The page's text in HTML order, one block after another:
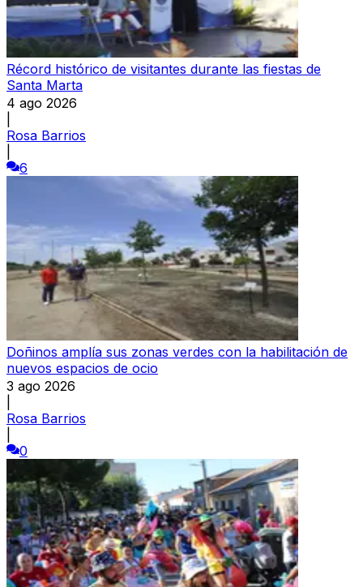
Récord histórico de visitantes durante las fiestas de
Santa Marta
4 ago 2026
Rosa Barrios
6
Doñinos amplía sus zonas verdes con la habilitación de
nuevos espacios de ocio
3 ago 2026
Rosa Barrios
0